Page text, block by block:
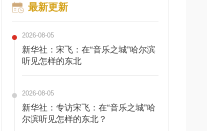
最新更新
2026-08-05
新华社：宋飞：在“音乐之城”哈尔滨
听见怎样的东北
2026-08-05
新华社：专访宋飞：在“音乐之城”哈
尔滨听见怎样的东北？